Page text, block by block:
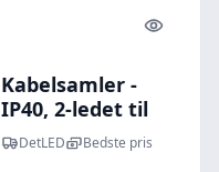
Quick
Kabelsamler -
IP40, 2-ledet til
løse ledninger,
sort
DetLED Bedste pris